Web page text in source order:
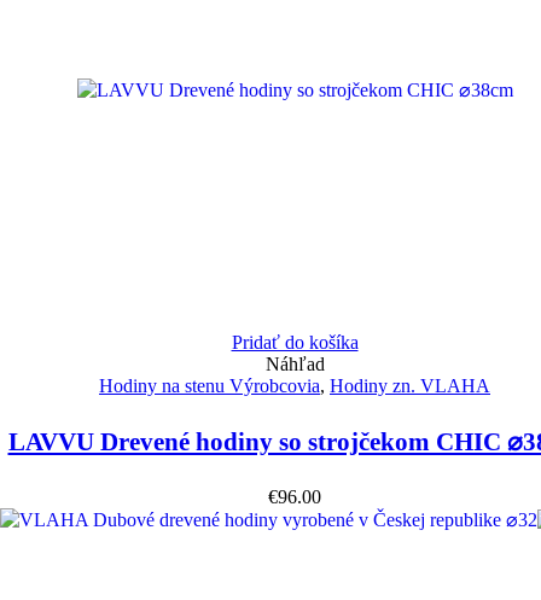
Pridať do košíka
Náhľad
Hodiny na stenu Výrobcovia, Hodiny zn. VLAHA
LAVVU Drevené hodiny so strojčekom CHIC
€96.00